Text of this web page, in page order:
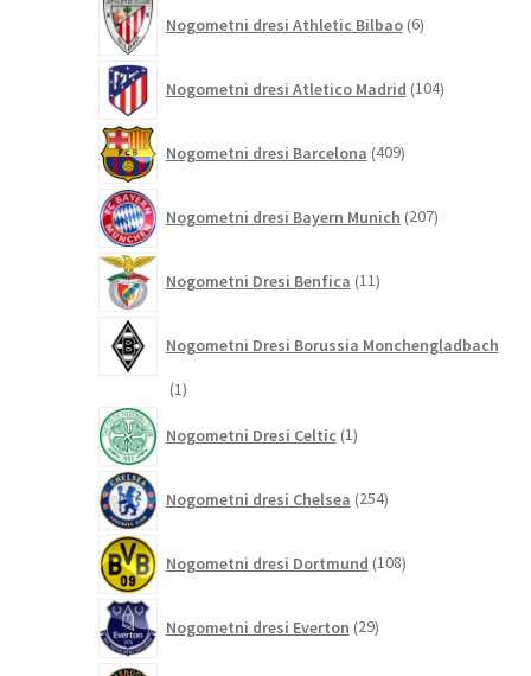
Nogometni dresi Athletic Bilbao 6izdelkov
Nogometni dresi Atletico Madrid 104izdelki
Nogometni dresi Barcelona 409izdelkov
Nogometni dresi Bayern Munich 207izdelkov
Nogometni Dresi Benfica 11izdelkov
Nogometni Dresi Borussia Monchengladbach
11
Nogometni Dresi Celtic 1izdelek
Nogometni dresi Chelsea 254izdelkov
Nogometni dresi Dortmund 108izdelkov
Nogometni dresi Everton 29izdelkov